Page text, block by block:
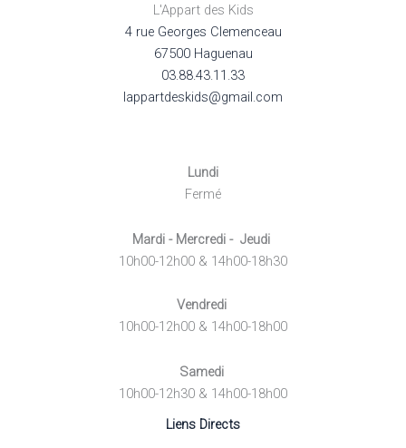
L'Appart des Kids
4 rue Georges Clemenceau
67500 Haguenau
03.88.43.11.33
lappartdeskids@gmail.com
Lundi
Fermé
Mardi - Mercredi - Jeudi
10h00-12h00 & 14h00-18h30
Vendredi
10h00-12h00 & 14h00-18h00
Samedi
10h00-12h30 & 14h00-18h00
Liens Directs